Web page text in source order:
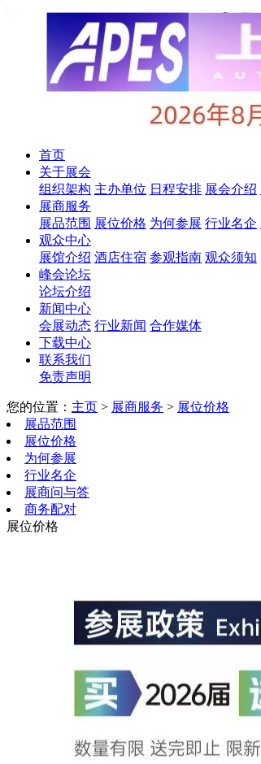
首页
关于展会
组织架构 主办单位 日程安排 展会介绍
展商服务
展品范围 展位价格 为何参展 行业名企
观众中心
展馆介绍 酒店住宿 参观指南 观众须知
峰会论坛
论坛介绍
新闻中心
会展动态 行业新闻 合作媒体
下载中心
联系我们
免责声明
您的位置： 主页 > 展商服务 > 展位价格
展品范围
展位价格
为何参展
行业名企
展商问与答
商务配对
展位价格